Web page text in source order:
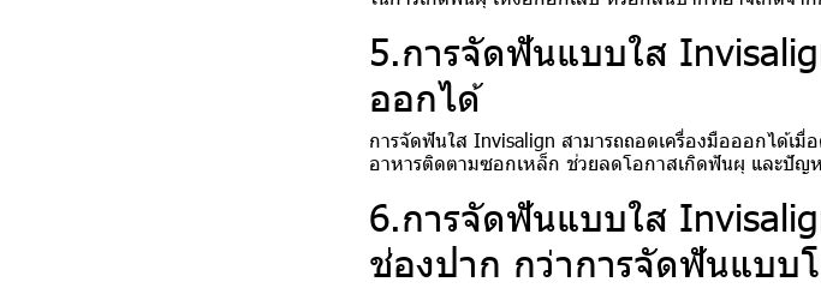
5.การจัดฟันแบบใส
ออกได้
การจัดฟันใส Invisalign สามารถถอดเครื่องมือออกได้เ
อาหารติดตามซอกเหล็ก ช่วยลดโอกาสเกิดฟันผุ และปัญ
6.การจัดฟันแบบใส
ช่องปาก กว่าการจัดฟันแบบ